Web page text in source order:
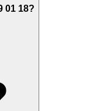
01 18?